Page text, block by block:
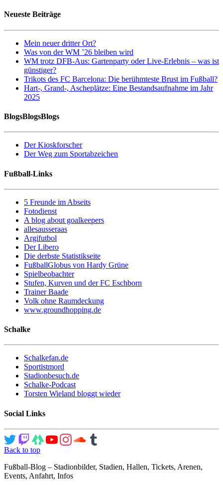
Neueste Beiträge
Mein neuer dritter Ort?
Was von der WM ’26 bleiben wird
WM trotz DFB-Aus: Gartenparty oder Live-Erlebnis – was ist
günstiger?
Trikots des FC Barcelona: Die berühmteste Brust im Fußball?
Hart-, Grand-, Ascheplätze: Eine Bestandsaufnahme im Jahr
2025
BlogsBlogsBlogs
Der Kioskforscher
Der Weg zum Sportabzeichen
Fußball-Links
5 Freunde im Abseits
Fotodienst
A blog about goalkeepers
allesausseraas
Argifutbol
Der Libero
Die derbste Statistikseite
FußballGlobus von Hardy Grüne
Spielbeobachter
Stufen, Kurven und der FC Eschborn
Trainer Baade
Volk ohne Raumdeckung
www.groundhopping.de
Schalke
Schalkefan.de
Sportistmord
Stadionbesuch.de
Schalke-Podcast
Torsten Wieland bloggt wieder
Social Links
Back to top
Fußball-Blog – Stadionbilder, Stadien, Hallen, Tickets, Arenen,
Events, Anfahrt, Infos